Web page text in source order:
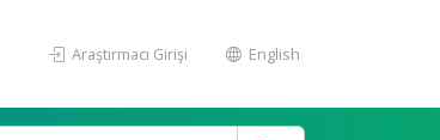
Araştırmacı Girişi English